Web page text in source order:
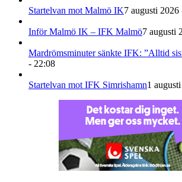
Startelvan mot Malmö IK7 augusti 2026
Inför Malmö IK – IFK Malmö7 augusti
Mardrömsminuter sänkte IFK: ”Alltid
- 22:08
Startelvan mot IFK Simrishamn1